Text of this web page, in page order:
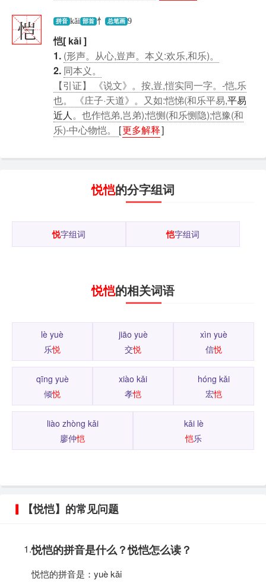
恺 拼音 kǎi 部首 忄 总笔画 9
恺[ kǎi ]
1. (形声。从心,豈声。本义:欢乐,和乐)。
2. 同本义。
【引证】 《说文》。按,豈,愷实同一字。-恺,乐
也。 《庄子·天道》。又如:恺悌(和乐平易,平易
近人。也作恺弟,岂弟);恺恻(和乐恻隐);恺豫(和
乐)-中心物恺。 [更多解释]
悦恺的分字组词
悦字组词 恺字组词
悦恺的相关词语
lè yuè
乐悦
jiāo yuè
交悦
xìn yuè
信悦
qīng yuè
倾悦
xiào kǎi
孝恺
hóng kǎi
宏恺
liào zhòng kǎi
廖仲恺
kǎi lè
恺乐
【悦恺】的常见问题
1.悦恺的拼音是什么？悦恺怎么读？
悦恺的拼音是：yuè kǎi